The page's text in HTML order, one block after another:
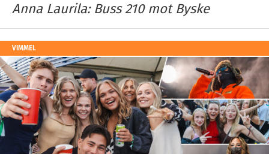
Anna Laurila: Buss 210 mot Byske
VIMMEL